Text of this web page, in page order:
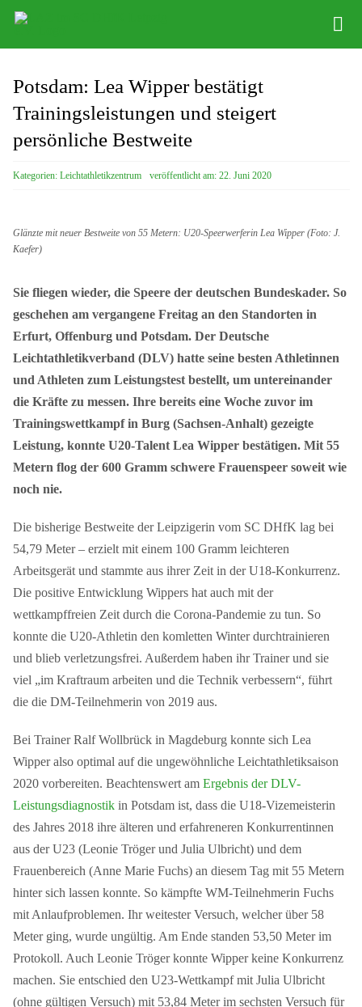
Zum
Leichathletikzentrum
Bob/Skeleton
Potsdam: Lea Wipper bestätigt
Trainingsleistungen und steigert
persönliche Bestweite
Kategorien: Leichtathletikzentrum veröffentlicht am: 22. Juni 2020
Glänzte mit neuer Bestweite von 55 Metern: U20-Speerwerferin Lea Wipper (Foto: J.
Kaefer)
Sie fliegen wieder, die Speere der deutschen Bundeskader. So
geschehen am vergangene Freitag an den Standorten in
Erfurt, Offenburg und Potsdam. Der Deutsche
Leichtathletikverband (DLV) hatte seine besten Athletinnen
und Athleten zum Leistungstest bestellt, um untereinander
die Kräfte zu messen. Ihre bereits eine Woche zuvor im
Trainingswettkampf in Burg (Sachsen-Anhalt) gezeigte
Leistung, konnte U20-Talent Lea Wipper bestätigen. Mit 55
Metern flog der 600 Gramm schwere Frauenspeer soweit wie
noch nie.
Die bisherige Bestweite der Leipzigerin vom SC DHfK lag bei
54,79 Meter – erzielt mit einem 100 Gramm leichteren
Arbeitsgerät und stammte aus ihrer Zeit in der U18-Konkurrenz.
Die positive Entwicklung Wippers hat auch mit der
wettkampffreien Zeit durch die Corona-Pandemie zu tun. So
konnte die U20-Athletin den komletten Winter durchtrainieren
und blieb verletzungsfrei. Außerdem haben ihr Trainer und sie
viel „im Kraftraum arbeiten und die Technik verbessern“, führt
die die DM-Teilnehmerin von 2019 aus.
Bei Trainer Ralf Wollbrück in Magdeburg konnte sich Lea
Wipper also optimal auf die ungewöhnliche Leichtathletiksaison
2020 vorbereiten. Beachtenswert am Ergebnis der DLV-
Leistungsdiagnostikin Potsdam ist, dass die U18-Vizemeisterin
des Jahres 2018 ihre älteren und erfahreneren Konkurrentinnen
aus der U23 (Leonie Tröger und Julia Ulbricht) und dem
Frauenbereich (Anne Marie Fuchs) an diesem Tag mit 55 Metern
hinter sich lassen konnte. So kämpfte WM-Teilnehmerin Fuchs
mit Anlaufproblemen. Ihr weitester Versuch, welcher über 58
Meter ging, wurde ungültig. Am Ende standen 53,50 Meter im
Protokoll. Auch Leonie Tröger konnte Wipper keine Konkurrenz
machen. Sie entschied den U23-Wettkampf mit Julia Ulbricht
(ohne gültigen Versuch) mit 53,84 Meter im sechsten Versuch für